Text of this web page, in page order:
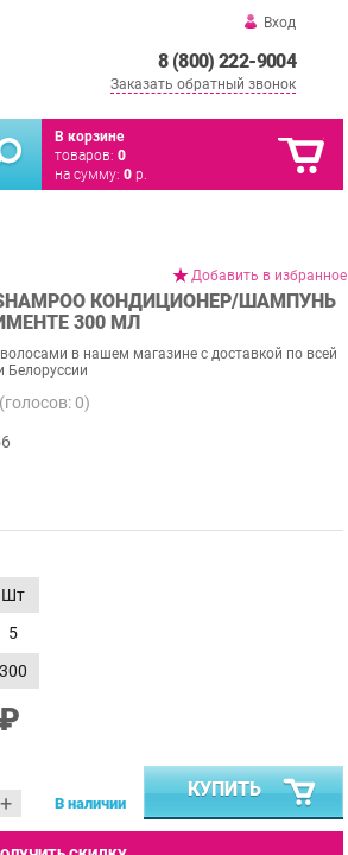
Вход
8 (800) 222-9004
Заказать обратный звонок
В корзине
товаров: 0
на сумму: 0 р.
Добавить в избранное
SHAMPOO КОНДИЦИОНЕР/ШАМПУНЬ
300 МЛ
в нашем магазине с доставкой по всей
Белоруссии
(голосов: 0)
Шт
5
300
+ В наличии
КУПИТЬ